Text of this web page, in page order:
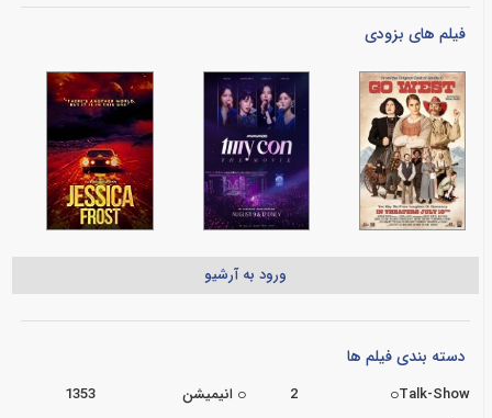
فیلم های بزودی
ورود به آرشیو
دسته بندی فیلم ها
Talk-Show
2 انیمیشن
1353